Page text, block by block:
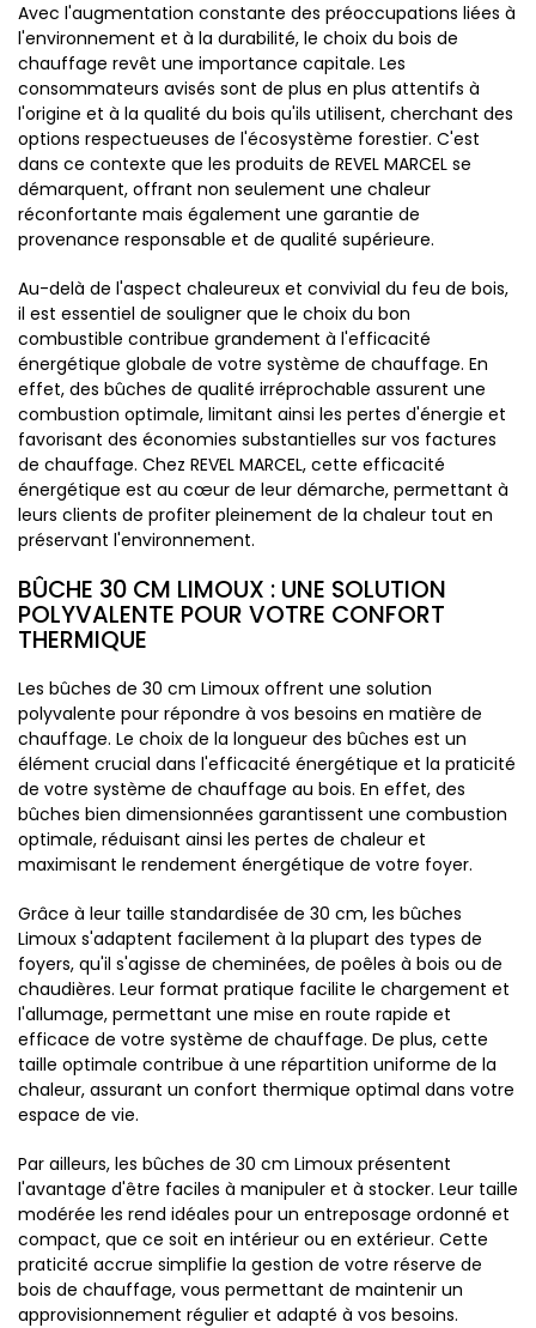
Avec l'augmentation constante des préoccupations liées à
l'environnement et à la durabilité, le choix du bois de
chauffage revêt une importance capitale. Les
consommateurs avisés sont de plus en plus attentifs à
l'origine et à la qualité du bois qu'ils utilisent, cherchant des
options respectueuses de l'écosystème forestier. C'est
dans ce contexte que les produits de REVEL MARCEL se
démarquent, offrant non seulement une chaleur
réconfortante mais également une garantie de
provenance responsable et de qualité supérieure.
Au-delà de l'aspect chaleureux et convivial du feu de bois,
il est essentiel de souligner que le choix du bon
combustible contribue grandement à l'efficacité
énergétique globale de votre système de chauffage. En
effet, des bûches de qualité irréprochable assurent une
combustion optimale, limitant ainsi les pertes d'énergie et
favorisant des économies substantielles sur vos factures
de chauffage. Chez REVEL MARCEL, cette efficacité
énergétique est au cœur de leur démarche, permettant à
leurs clients de profiter pleinement de la chaleur tout en
préservant l'environnement.
BÛCHE 30 CM LIMOUX : UNE SOLUTION
POLYVALENTE POUR VOTRE CONFORT
THERMIQUE
Les bûches de 30 cm Limoux offrent une solution
polyvalente pour répondre à vos besoins en matière de
chauffage. Le choix de la longueur des bûches est un
élément crucial dans l'efficacité énergétique et la praticité
de votre système de chauffage au bois. En effet, des
bûches bien dimensionnées garantissent une combustion
optimale, réduisant ainsi les pertes de chaleur et
maximisant le rendement énergétique de votre foyer.
Grâce à leur taille standardisée de 30 cm, les bûches
Limoux s'adaptent facilement à la plupart des types de
foyers, qu'il s'agisse de cheminées, de poêles à bois ou de
chaudières. Leur format pratique facilite le chargement et
l'allumage, permettant une mise en route rapide et
efficace de votre système de chauffage. De plus, cette
taille optimale contribue à une répartition uniforme de la
chaleur, assurant un confort thermique optimal dans votre
espace de vie.
Par ailleurs, les bûches de 30 cm Limoux présentent
l'avantage d'être faciles à manipuler et à stocker. Leur taille
modérée les rend idéales pour un entreposage ordonné et
compact, que ce soit en intérieur ou en extérieur. Cette
praticité accrue simplifie la gestion de votre réserve de
bois de chauffage, vous permettant de maintenir un
approvisionnement régulier et adapté à vos besoins.